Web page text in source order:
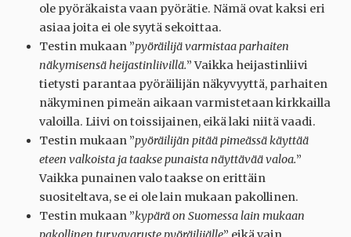
ole pyöräkaista vaan pyörätie. Nämä ovat kaksi eri
asiaa joita ei ole syytä sekoittaa.
Testin mukaan ”pyöräilijä varmistaa parhaiten
näkymisensä heijastinliivillä.” Vaikka heijastinliivi
tietysti parantaa pyöräilijän näkyvyyttä, parhaiten
näkyminen pimeän aikaan varmistetaan kirkkailla
valoilla. Liivi on toissijainen, eikä laki niitä vaadi.
Testin mukaan ”pyöräilijän pitää pimeässä käyttää
eteen valkoista ja taakse punaista näyttävää valoa.”
Vaikka punainen valo taakse on erittäin
suositeltava, se ei ole lain mukaan pakollinen.
Testin mukaan ”kypärä on Suomessa lain mukaan